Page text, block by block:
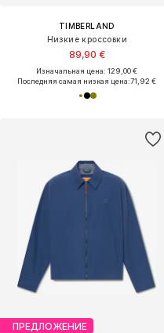
TIMBERLAND
Низкие кроссовки
89,90 €
Изначальная цена: 129,00 €
Последняя самая низкая цена:71,92 €
ПРЕДЛОЖЕНИЕ